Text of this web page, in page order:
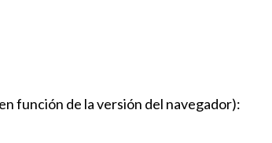
función de la versión del navegador):